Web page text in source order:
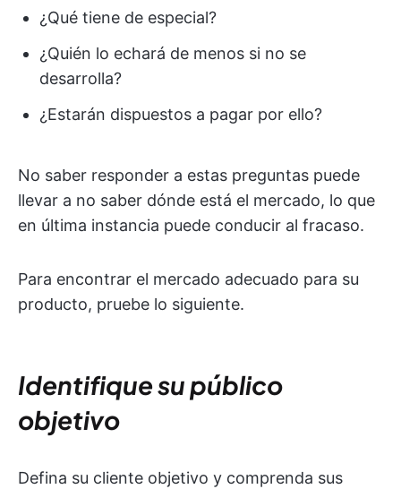
¿Qué tiene de especial?
¿Quién lo echará de menos si no se
desarrolla?
¿Estarán dispuestos a pagar por ello?
No saber responder a estas preguntas puede
llevar a no saber dónde está el mercado, lo que
en última instancia puede conducir al fracaso.
Para encontrar el mercado adecuado para su
producto, pruebe lo siguiente.
Identifique su público
objetivo
Defina su cliente objetivo y comprenda sus